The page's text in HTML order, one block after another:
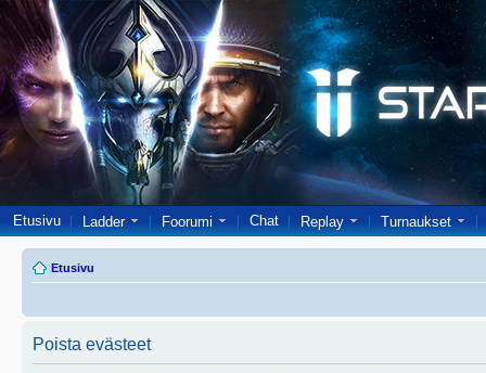
Etusivu Ladder Foorumi Chat Replay Turnaukset
Etusivu
Poista evästeet